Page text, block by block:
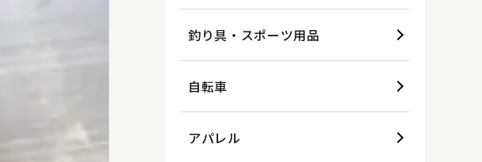
釣り具・スポーツ用品
自転車
アパレル